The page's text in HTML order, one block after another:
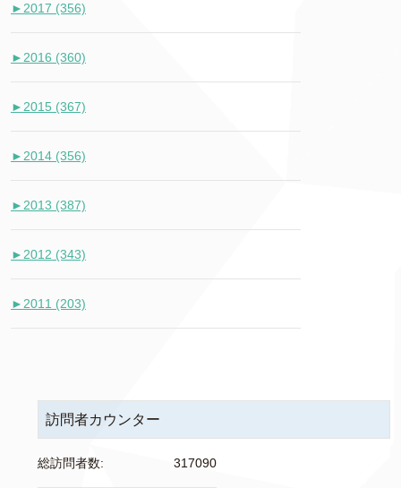
► 2017 (356)
► 2016 (360)
► 2015 (367)
► 2014 (356)
► 2013 (387)
► 2012 (343)
► 2011 (203)
訪問者カウンター
317090
総訪問者数: